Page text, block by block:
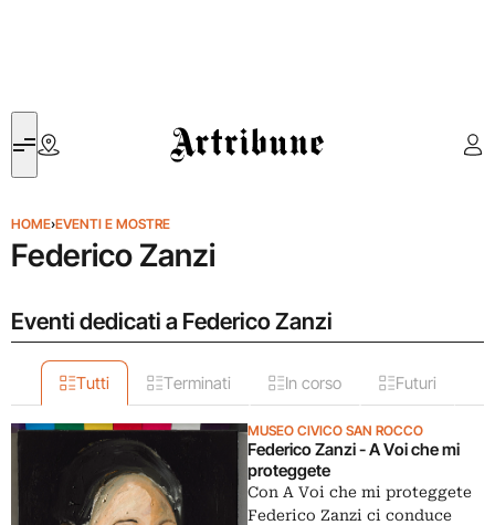
Artribune
HOME›EVENTI E MOSTRE
Federico Zanzi
Eventi dedicati a Federico Zanzi
Tutti Terminati In corso Futuri
MUSEO CIVICO SAN ROCCO
Federico Zanzi - A Voi che mi
proteggete
Con A Voi che mi proteggete
Federico Zanzi ci conduce